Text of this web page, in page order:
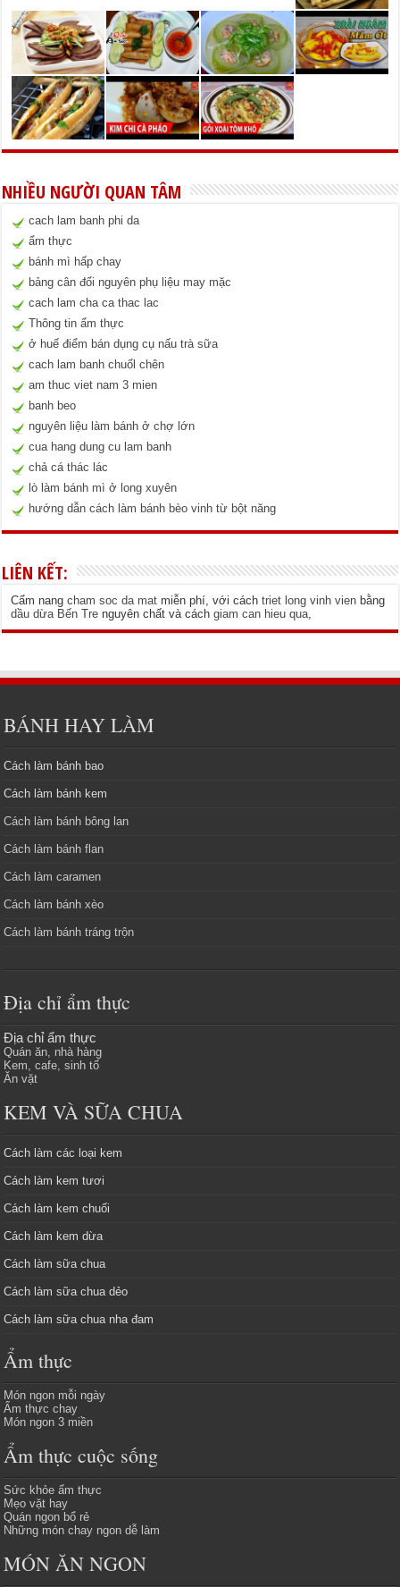
NHIỀU NGƯỜI QUAN TÂM
cach lam banh phi da
ẩm thực
bánh mì hấp chay
bảng cân đối nguyên phụ liệu may mặc
cach lam cha ca thac lac
Thông tin ẩm thực
ở huế điểm bán dụng cụ nấu trà sữa
cach lam banh chuốl chên
am thuc viet nam 3 mien
banh beo
nguyên liệu làm bánh ở chợ lớn
cua hang dung cu lam banh
chả cá thác lác
lò làm bánh mì ở long xuyên
hướng dẫn cách làm bánh bèo vinh từ bột năng
LIÊN KẾT:
Cẩm nangcham soc da mat miễn phí, với cáchtriet long vinh vien bằng
dầu dừa Bến Tre nguyên chất và cáchgiam can hieu qua
BÁNH HAY LÀM
Cách làm bánh bao
Cách làm bánh kem
Cách làm bánh bông lan
Cách làm bánh flan
Cách làm caramen
Cách làm bánh xèo
Cách làm bánh tráng trộn
Địa chỉ ẩm thực
Địa chỉ ẩm thực
Quán ăn, nhà hàng
Kem, cafe, sinh tố
Ăn vặt
KEM VÀ SỮA CHUA
Cách làm các loại kem
Cách làm kem tươi
Cách làm kem chuối
Cách làm kem dừa
Cách làm sữa chua
Cách làm sữa chua dẻo
Cách làm sữa chua nha đam
Ẩm thực
Món ngon mỗi ngày
Ẩm thực chay
Món ngon 3 miền
Ẩm thực cuộc sống
Sức khỏe ẩm thực
Mẹo vặt hay
Quán ngon bổ rẻ
Những món chay ngon dễ làm
MÓN ĂN NGON